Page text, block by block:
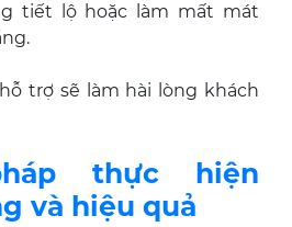
tiết lộ hoặc làm mất mát
trợ sẽ làm hài lòng khách
thực hiện
và hiệu quả